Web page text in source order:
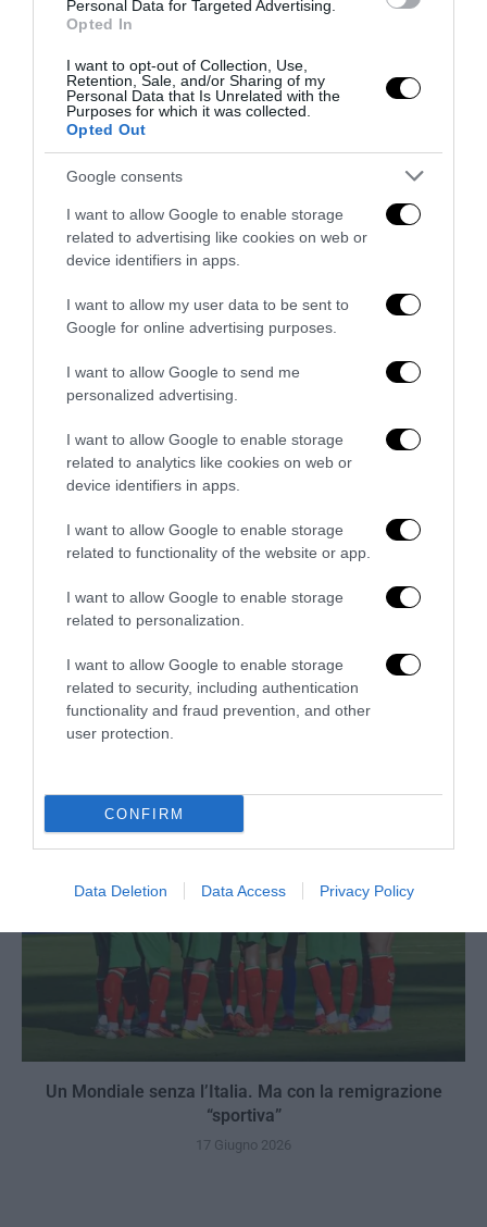
Personal Data for Targeted Advertising.
Opted In
I want to opt-out of Collection, Use,
Retention, Sale, and/or Sharing of my
Personal Data that Is Unrelated with the
Purposes for which it was collected.
Opted Out
Google consents
I want to allow Google to enable storage
related to advertising like cookies on web or
device identifiers in apps.
I want to allow my user data to be sent to
Google for online advertising purposes.
I want to allow Google to send me
personalized advertising.
I want to allow Google to enable storage
related to analytics like cookies on web or
device identifiers in apps.
I want to allow Google to enable storage
related to functionality of the website or app.
I want to allow Google to enable storage
related to personalization.
I want to allow Google to enable storage
related to security, including authentication
functionality and fraud prevention, and other
user protection.
CONFIRM
Data Deletion Data Access Privacy Policy
Senso del sacro, fiuto del gol: Mikel Merino e una
Spagna tornata alle origini
Trump e Infantino: oltre l’ultimo Mondiale dell’umanità
Un Mondiale senza l’Italia. Ma con la remigrazione
“sportiva”
17 Giugno 2026